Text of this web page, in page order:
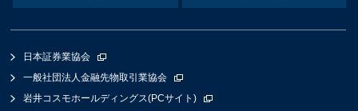
日本証券業協会
一般社団法人金融先物取引業協会
岩井コスモホールディングス(PCサイト)